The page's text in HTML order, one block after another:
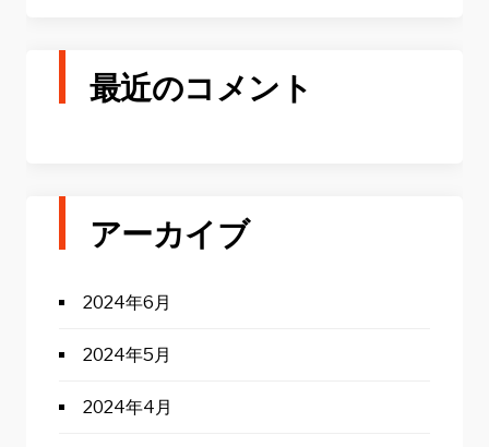
最近のコメント
アーカイブ
2024年6月
2024年5月
2024年4月